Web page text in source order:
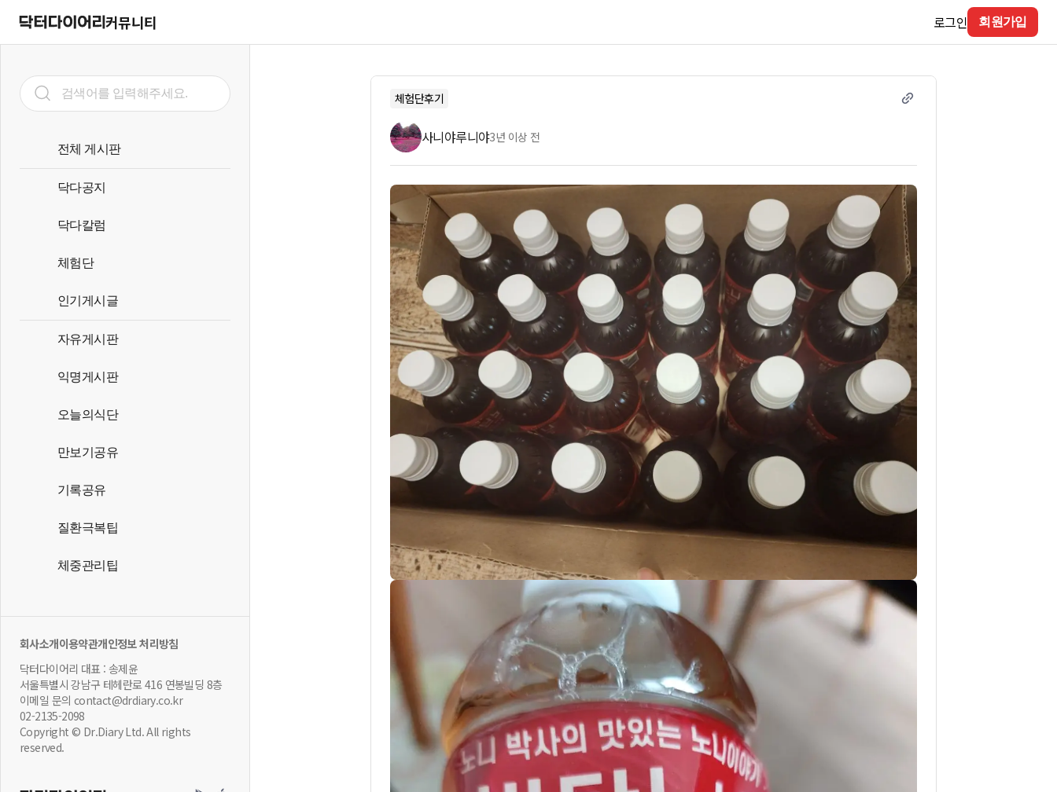
커뮤니티 로그인 회원가입
전체 게시판
닥다공지
닥다칼럼
체험단
인기게시글
자유게시판
익명게시판
오늘의식단
만보기공유
기록공유
질환극복팁
체중관리팁
회사소개이용약관개인정보 처리방침
닥터다이어리 대표 : 송제윤
서울특별시 강남구 테헤란로 416 연봉빌딩 8층
이메일 문의 contact@drdiary.co.kr
02-2135-2098
Copyright © Dr.Diary Ltd. All rights
reserved.
체험단후기
사니야루니야3년 이상 전